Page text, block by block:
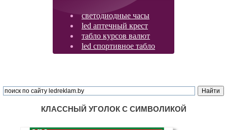
светодиодные часы
led аптечный крест
табло курсов валют
led спортивное табло
КЛАССНЫЙ УГОЛОК С СИМВОЛИКОЙ